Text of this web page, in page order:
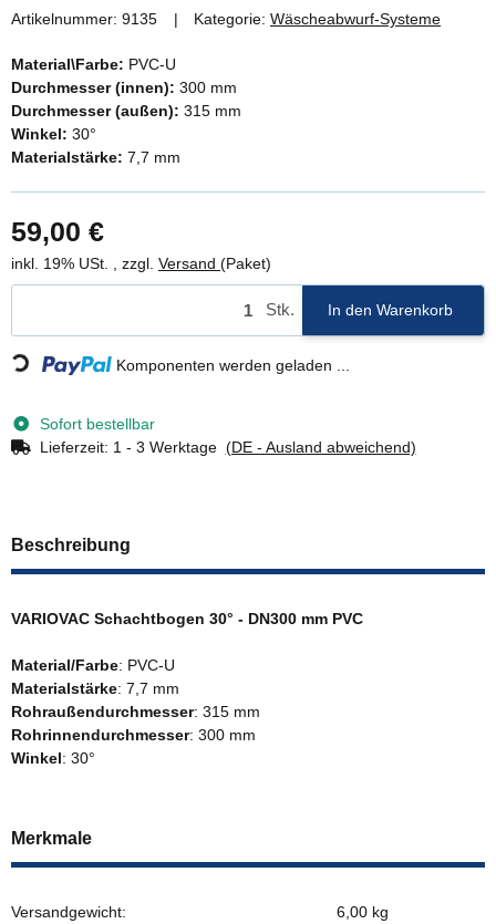
Artikelnummer: 9135 Kategorie: Wäscheabwurf-Systeme
Material\Farbe: PVC-U
Durchmesser (innen): 300 mm
Durchmesser (außen): 315 mm
Winkel: 30°
Materialstärke: 7,7 mm
59,00 €
inkl. 19% USt. , zzgl. Versand (Paket)
Stk. In den Warenkorb
Komponenten werden geladen ...
Sofort bestellbar
Lieferzeit: 1 - 3 Werktage (DE - Ausland abweichend)
Beschreibung
VARIOVAC Schachtbogen 30° - DN300 mm PVC
Material/Farbe: PVC-U
Materialstärke: 7,7 mm
Rohraußendurchmesser: 315 mm
Rohrinnendurchmesser: 300 mm
Winkel: 30°
Merkmale
Versandgewicht:
6,00 kg